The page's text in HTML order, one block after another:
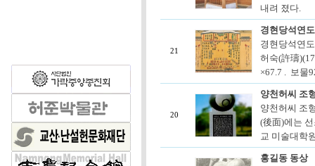
내려 졌다.
21
경현당석연
경현당석연
허숙(許璹
×67.7 . 보물
20
양천허씨 조
양천허씨 조
(後面)에는
교 미술대학
홍길동 동상